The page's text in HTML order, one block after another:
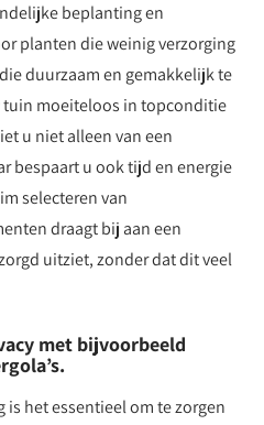
beplanting en
planten die weinig verzorging
duurzaam en gemakkelijk te
moeiteloos in topconditie
u niet alleen van een
bespaart u ook tijd en energie
selecteren van
draagt bij aan een
uitziet, zonder dat dit veel
met bijvoorbeeld
het essentieel om te zorgen